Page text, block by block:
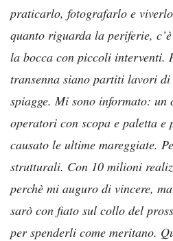
praticarlo, fotografarlo e
quanto riguarda la periferie,
la bocca con piccoli interventi.
transenna siano partiti lavori di
spiagge. Mi sono informato: un
operatori con scopa e paletta e
causato le ultime mareggiate.
strutturali. Con 10 milioni
perchè mi auguro di vincere,
sarò con fiato sul collo del
per spenderli come meritano.